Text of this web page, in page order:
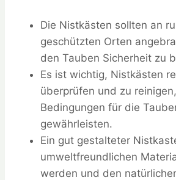
Die Nistkästen sollten an
geschützten Orten
den Tauben Sicherheit zu
Es ist wichtig, Nistkästen
überprüfen und zu
Bedingungen für die
gewährleisten.
Ein gut gestalteter
umweltfreundlichen
werden und den